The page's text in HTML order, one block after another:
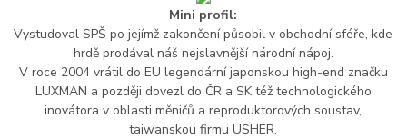
Mini profil:
Vystudoval SPŠ po jejímž zakončení působil v obchodní sféře, kde
hrdě prodával náš nejslavnější národní nápoj.
V roce 2004 vrátil do EU legendární japonskou high-end značku
LUXMAN a později dovezl do ČR a SK též technologického
inovátora v oblasti měničů a reproduktorových soustav,
taiwanskou firmu USHER.